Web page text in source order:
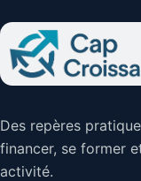
Des repères
financer, se former
activité.